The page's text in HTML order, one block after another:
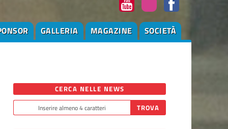
GALLERIA MAGAZINE SOCIETÀ
CERCA NELLE NEWS